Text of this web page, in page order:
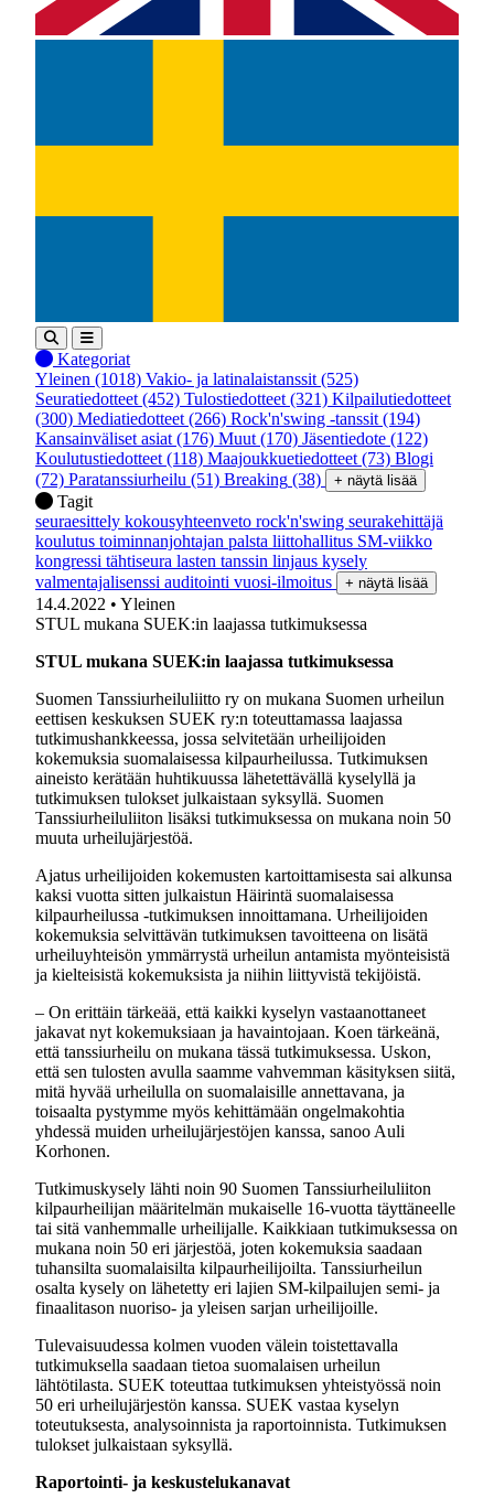
Kategoriat
Yleinen (1018) Vakio- ja latinalaistanssit (525)
Seuratiedotteet (452) Tulostiedotteet (321) Kilpailutiedotteet
(300) Mediatiedotteet (266) Rock'n'swing -tanssit (194)
Kansainväliset asiat (176) Muut (170) Jäsentiedote (122)
Koulutustiedotteet (118) Maajoukkuetiedotteet (73) Blogi
(72) Paratanssiurheilu (51) Breaking (38) + näytä lisää
Tagit
seuraesittely kokousyhteenveto rock'n'swing seurakehittäjä
koulutus toiminnanjohtajan palsta liittohallitus SM-viikko
kongressi tähtiseura lasten tanssin linjaus kysely
valmentajalisenssi auditointi vuosi-ilmoitus + näytä lisää
14.4.2022 • Yleinen
STUL mukana SUEK:in laajassa tutkimuksessa
STUL mukana SUEK:in laajassa tutkimuksessa
Suomen Tanssiurheiluliitto ry on mukana Suomen urheilun
eettisen keskuksen SUEK ry:n toteuttamassa laajassa
tutkimushankkeessa, jossa selvitetään urheilijoiden
kokemuksia suomalaisessa kilpaurheilussa. Tutkimuksen
aineisto kerätään huhtikuussa lähetettävällä kyselyllä ja
tutkimuksen tulokset julkaistaan syksyllä. Suomen
Tanssiurheiluliiton lisäksi tutkimuksessa on mukana noin 50
muuta urheilujärjestöä.
Ajatus urheilijoiden kokemusten kartoittamisesta sai alkunsa
kaksi vuotta sitten julkaistun Häirintä suomalaisessa
kilpaurheilussa -tutkimuksen innoittamana. Urheilijoiden
kokemuksia selvittävän tutkimuksen tavoitteena on lisätä
urheiluyhteisön ymmärrystä urheilun antamista myönteisistä
ja kielteisistä kokemuksista ja niihin liittyvistä tekijöistä.
– On erittäin tärkeää, että kaikki kyselyn vastaanottaneet
jakavat nyt kokemuksiaan ja havaintojaan. Koen tärkeänä,
että tanssiurheilu on mukana tässä tutkimuksessa. Uskon,
että sen tulosten avulla saamme vahvemman käsityksen siitä,
mitä hyvää urheilulla on suomalaisille annettavana, ja
toisaalta pystymme myös kehittämään ongelmakohtia
yhdessä muiden urheilujärjestöjen kanssa, sanoo Auli
Korhonen.
Tutkimuskysely lähti noin 90 Suomen Tanssiurheiluliiton
kilpaurheilijan määritelmän mukaiselle 16-vuotta täyttäneelle
tai sitä vanhemmalle urheilijalle. Kaikkiaan tutkimuksessa on
mukana noin 50 eri järjestöä, joten kokemuksia saadaan
tuhansilta suomalaisilta kilpaurheilijoilta. Tanssiurheilun
osalta kysely on lähetetty eri lajien SM-kilpailujen semi- ja
finaalitason nuoriso- ja yleisen sarjan urheilijoille.
Tulevaisuudessa kolmen vuoden välein toistettavalla
tutkimuksella saadaan tietoa suomalaisen urheilun
lähtötilasta. SUEK toteuttaa tutkimuksen yhteistyössä noin
50 eri urheilujärjestön kanssa. SUEK vastaa kyselyn
toteutuksesta, analysoinnista ja raportoinnista. Tutkimuksen
tulokset julkaistaan syksyllä.
Raportointi- ja keskustelukanavat